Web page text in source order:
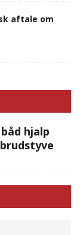
aftale om
hjalp